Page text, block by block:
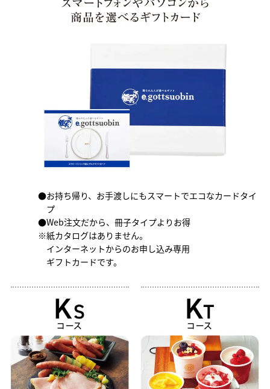
●お持ち帰り、お手渡しにもスマートでエコなカードタイ
プ
●Web注文だから、冊子タイプよりお得
※紙カタログはありません。
インターネットからのお申し込み専用
ギフトカードです。